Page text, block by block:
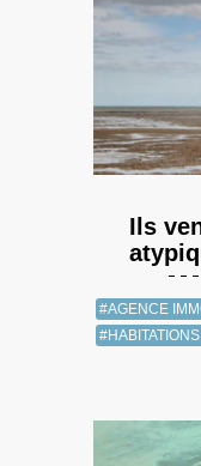
Ils
#AGENCE